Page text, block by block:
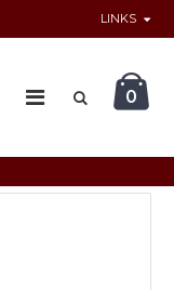
LINKS
0